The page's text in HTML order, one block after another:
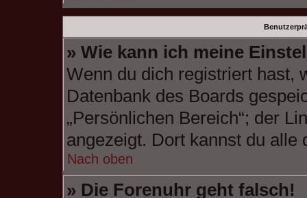
» Wie kann ich meine
Wenn du dich registriert hast,
Datenbank des Boards
„Persönlichen Bereich“; der
angezeigt. Dort kannst du alle
Nach oben
» Die Forenuhr geht falsch!